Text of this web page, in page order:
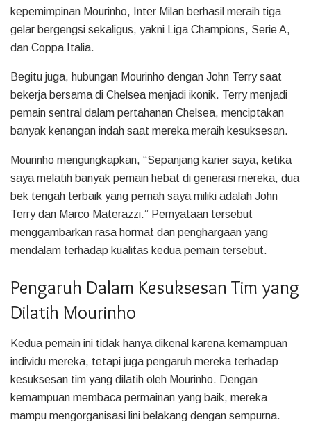
kepemimpinan Mourinho, Inter Milan berhasil meraih tiga
gelar bergengsi sekaligus, yakni Liga Champions, Serie A,
dan Coppa Italia.
Begitu juga, hubungan Mourinho dengan John Terry saat
bekerja bersama di Chelsea menjadi ikonik. Terry menjadi
pemain sentral dalam pertahanan Chelsea, menciptakan
banyak kenangan indah saat mereka meraih kesuksesan.
Mourinho mengungkapkan, “Sepanjang karier saya, ketika
saya melatih banyak pemain hebat di generasi mereka, dua
bek tengah terbaik yang pernah saya miliki adalah John
Terry dan Marco Materazzi.” Pernyataan tersebut
menggambarkan rasa hormat dan penghargaan yang
mendalam terhadap kualitas kedua pemain tersebut.
Pengaruh Dalam Kesuksesan Tim yang
Dilatih Mourinho
Kedua pemain ini tidak hanya dikenal karena kemampuan
individu mereka, tetapi juga pengaruh mereka terhadap
kesuksesan tim yang dilatih oleh Mourinho. Dengan
kemampuan membaca permainan yang baik, mereka
mampu mengorganisasi lini belakang dengan sempurna.